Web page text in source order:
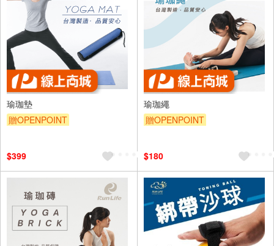
瑜珈墊
贈OPENPOINT
$399
瑜珈繩
贈OPENPOINT
$180